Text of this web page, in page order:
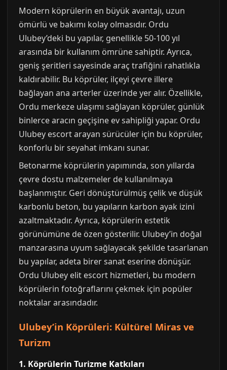
Modern köprülerin en büyük avantajı, uzun
ömürlü ve bakımı kolay olmasıdır. Ordu
Ulubey’deki bu yapılar, genellikle 50-100 yıl
arasında bir kullanım ömrüne sahiptir. Ayrıca,
geniş şeritleri sayesinde araç trafiğini rahatlıkla
kaldırabilir. Bu köprüler, ilçeyi çevre illere
bağlayan ana arterler üzerinde yer alır. Özellikle,
Ordu merkeze ulaşımı sağlayan köprüler, günlük
binlerce aracın geçişine ev sahipliği yapar. Ordu
Ulubey escort arayan sürücüler için bu köprüler,
konforlu bir seyahat imkanı sunar.
Betonarme köprülerin yapımında, son yıllarda
çevre dostu malzemeler de kullanılmaya
başlanmıştır. Geri dönüştürülmüş çelik ve düşük
karbonlu beton, bu yapıların karbon ayak izini
azaltmaktadır. Ayrıca, köprülerin estetik
görünümüne de özen gösterilir. Ulubey’in doğal
manzarasına uyum sağlayacak şekilde tasarlanan
bu yapılar, adeta birer sanat eserine dönüşür.
Ordu Ulubey elit escort hizmetleri, bu modern
köprülerin fotoğraflarını çekmek için popüler
noktalar arasındadır.
Ulubey’in Köprüleri: Kültürel Miras ve
Turizm
1. Köprülerin Turizme Katkıları